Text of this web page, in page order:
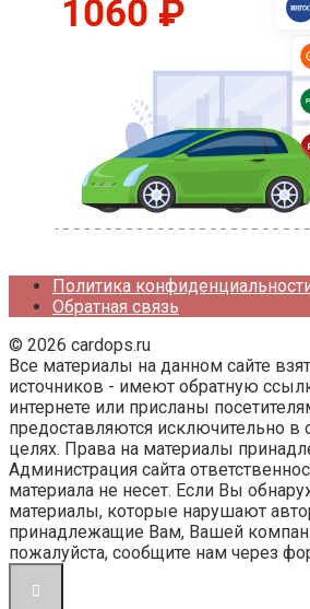
Политика
Обратная связь
© 2026 cardops.ru
Все материалы на данном сайте
источников - имеют обратную
интернете или присланы
предоставляются исключительно в
целях. Права на материалы
Администрация сайта
материала не несет. Если Вы
материалы, которые нарушают
принадлежащие Вам, Вашей
пожалуйста, сообщите нам через